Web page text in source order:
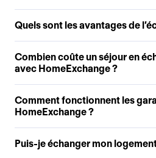
Quels sont les avantages de
Combien coûte un séjour en
avec HomeExchange ?
Comment fonctionnent les
HomeExchange ?
Puis-je échanger mon